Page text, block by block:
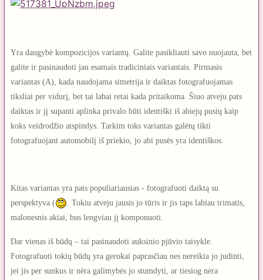
Yra daugybė kompozicijos variantų. Galite pasikliauti savo nuojauta, bet
galite ir pasinaudoti jau esamais tradiciniais variantais. Pirmasis
variantas (A), kada naudojama simetrija ir daiktas fotografuojamas
tiksliai per vidurį, bet tai labai retai kada pritaikoma. Šiuo atveju pats
daiktas ir jį supanti aplinka privalo būti identiški iš abiejų pusių kaip
koks veidrodžio atspindys. Tarkim toks variantas galėtų tikti
fotografuojant automobilį iš priekio, jo abi pusės yra identiškos.
Kitas variantas yra pats populiariausias - fotografuoti daiktą su
perspektyva (
. Tokiu atveju jausis jo tūris ir jis taps labiau trimatis,
malonesnis akiai, bus lengviau jį komponuoti.
Dar vienas iš būdų – tai pasinaudoti auksinio pjūvio taisykle.
Fotografuoti tokių būdų yra gerokai paprasčiau nes nereikia jo judinti,
jei jis per sunkus ir nėra galimybės jo stumdyti, ar tiesiog nėra